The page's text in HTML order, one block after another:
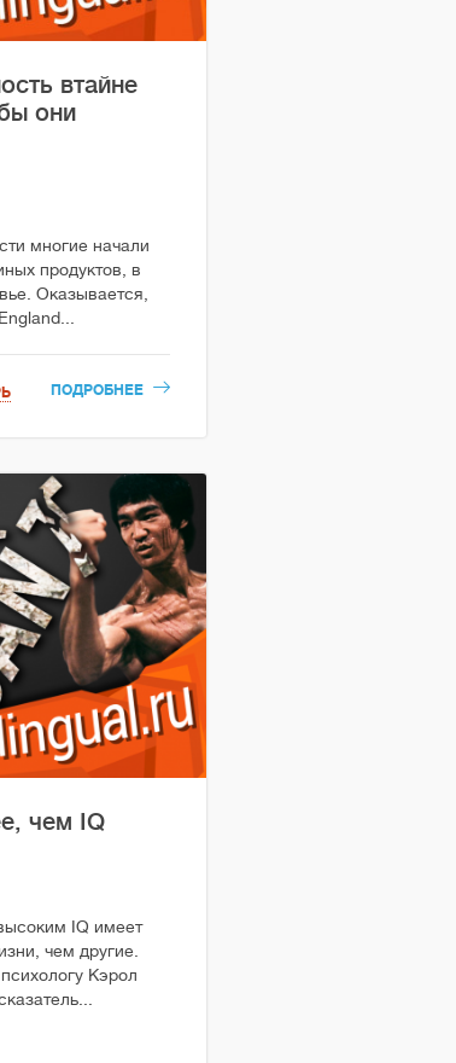
втайне
они
многие начали
продуктов, в
Оказывается,
ПОДРОБНЕЕ
чем IQ
IQ имеет
чем другие.
Кэрол